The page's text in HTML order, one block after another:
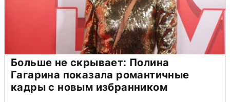
Больше не скрывает: Полина
Гагарина показала романтичные
кадры с новым избранником